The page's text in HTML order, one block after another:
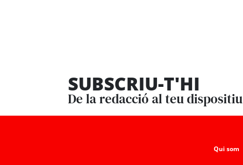
SUBSCRIU-T'HI
De la redacció al teu dispositiu
Qui som